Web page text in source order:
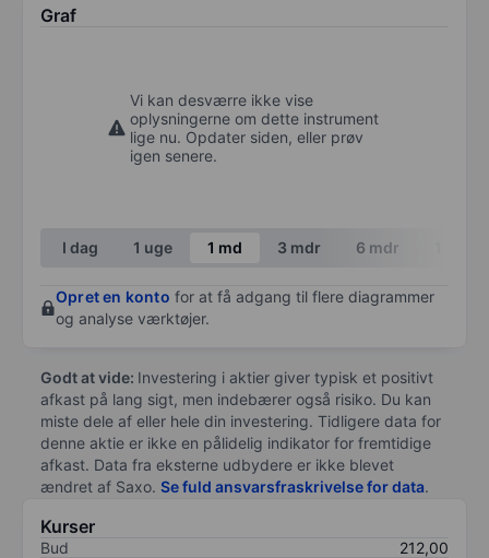
Graf
Vi kan desværre ikke vise
oplysningerne om dette instrument
lige nu. Opdater siden, eller prøv
igen senere.
I dag 1 uge 1 md 3 mdr 6 mdr
Opret en konto for at få adgang til flere diagrammer
og analyse værktøjer.
Godt at vide: Investering i aktier giver typisk et positivt
afkast på lang sigt, men indebærer også risiko. Du kan
miste dele af eller hele din investering. Tidligere data for
denne aktie er ikke en pålidelig indikator for fremtidige
afkast. Data fra eksterne udbydere er ikke blevet
ændret af Saxo. Se fuld ansvarsfraskrivelse for data.
Kurser
Bud
212,00